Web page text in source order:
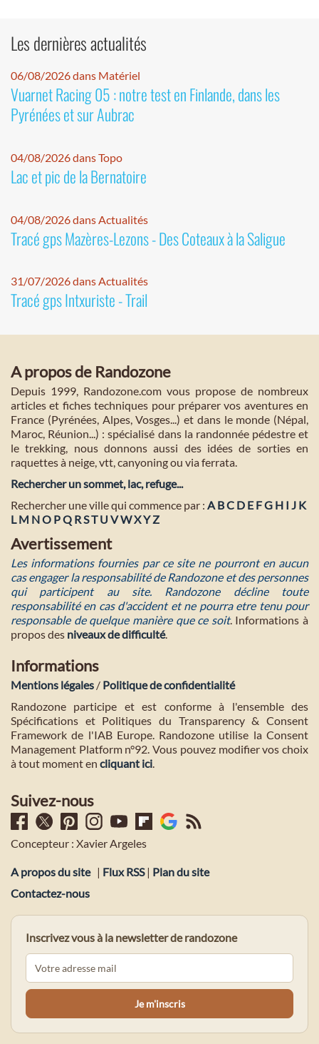
Les dernières actualités
06/08/2026 dans Matériel
Vuarnet Racing 05 : notre test en Finlande, dans les
Pyrénées et sur Aubrac
04/08/2026 dans Topo
Lac et pic de la Bernatoire
04/08/2026 dans Actualités
Tracé gps Mazères-Lezons - Des Coteaux à la Saligue
31/07/2026 dans Actualités
Tracé gps Intxuriste - Trail
A propos de Randozone
Depuis 1999, Randozone.com vous propose de nombreux
articles et fiches techniques pour préparer vos aventures en
France (Pyrénées, Alpes, Vosges...) et dans le monde (Népal,
Maroc, Réunion...) : spécialisé dans la randonnée pédestre et
le trekking, nous donnons aussi des idées de sorties en
raquettes à neige, vtt, canyoning ou via ferrata.
Rechercher un sommet, lac, refuge...
Rechercher une ville qui commence par : A BC D E FG H I J K
L M NO PQ RST U VWXYZ
Avertissement
Les informations fournies par ce site ne pourront en aucun
cas engager la responsabilité de Randozone et des personnes
qui participent au site. Randozone décline toute
responsabilité en cas d'accident et ne pourra etre tenu pour
responsable de quelque manière que ce soit. Informations à
propos des niveaux de difficulté.
Informations
Mentions légales / Politique de confidentialité
Randozone participe et est conforme à l'ensemble des
Spécifications et Politiques du Transparency & Consent
Framework de l'IAB Europe. Randozone utilise la Consent
Management Platform n°92. Vous pouvez modifier vos choix
à tout moment en cliquant ici.
Suivez-nous
Concepteur : Xavier Argeles
A propos du site | Flux RSS| Plan du site
Contactez-nous
Inscrivez vous à la newsletter de randozone